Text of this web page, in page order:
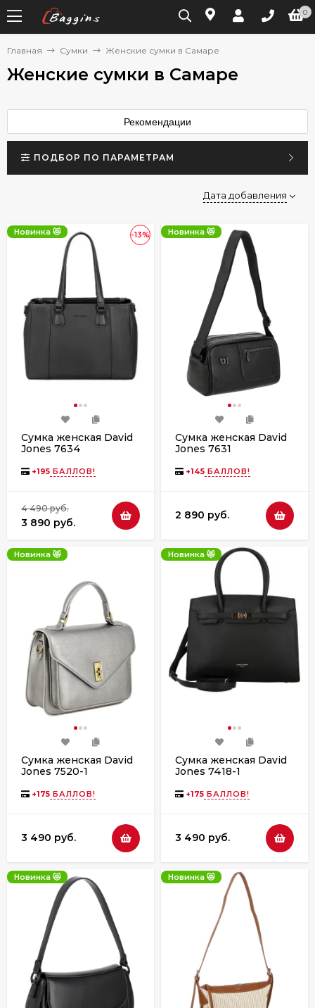
0
Главная Сумки Женские сумки в Самаре
Женские сумки в Самаре
Рекомендации
ПОДБОР ПО ПАРАМЕТРАМ
Дата добавления
-13%
Новинка 😻
Сумка женская David
Jones 7634
+195 БАЛЛОВ!
4 490 руб.
3 890 руб.
Новинка 😻
Сумка женская David
Jones 7631
+145 БАЛЛОВ!
2 890 руб.
Новинка 😻
Сумка женская David
Jones 7520-1
+175 БАЛЛОВ!
3 490 руб.
Новинка 😻
Сумка женская David
Jones 7418-1
+175 БАЛЛОВ!
3 490 руб.
Новинка 😻 Новинка 😻